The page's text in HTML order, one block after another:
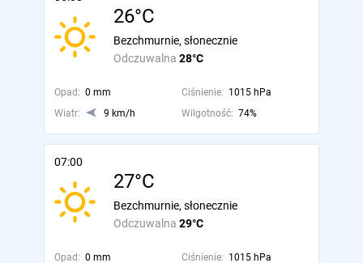
26°C
Odczuwalna 28°C
Bezchmurnie, słonecznie
Opad: 0 mm Ciśnienie: 1015 hPa
Wiatr:
9 km/h Wilgotność: 74%
07:00
27°C
Odczuwalna 29°C
Bezchmurnie, słonecznie
Opad: 0 mm Ciśnienie: 1015 hPa